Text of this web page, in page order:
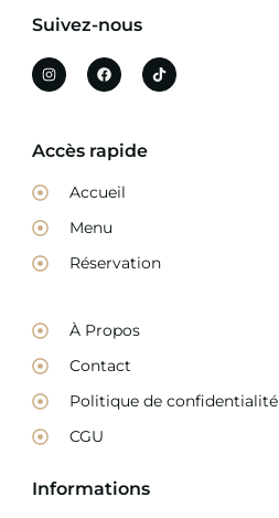
Suivez-nous
Accès rapide
Accueil
Menu
Réservation
À Propos
Contact
Politique de confidentialité
CGU
Informations